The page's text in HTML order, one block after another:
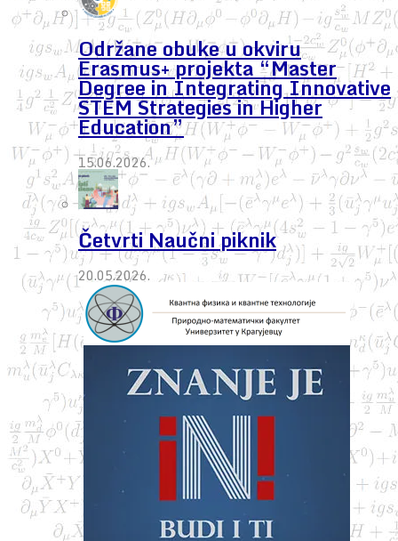
Održane obuke u okviru
Erasmus+ projekta “Master
Degree in Integrating Innovative
STEM Strategies in Higher
Education”
15.06.2026.
Četvrti Naučni piknik
20.05.2026.